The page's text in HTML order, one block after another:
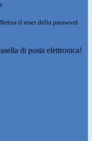
il reset della password
di posta elettronica!